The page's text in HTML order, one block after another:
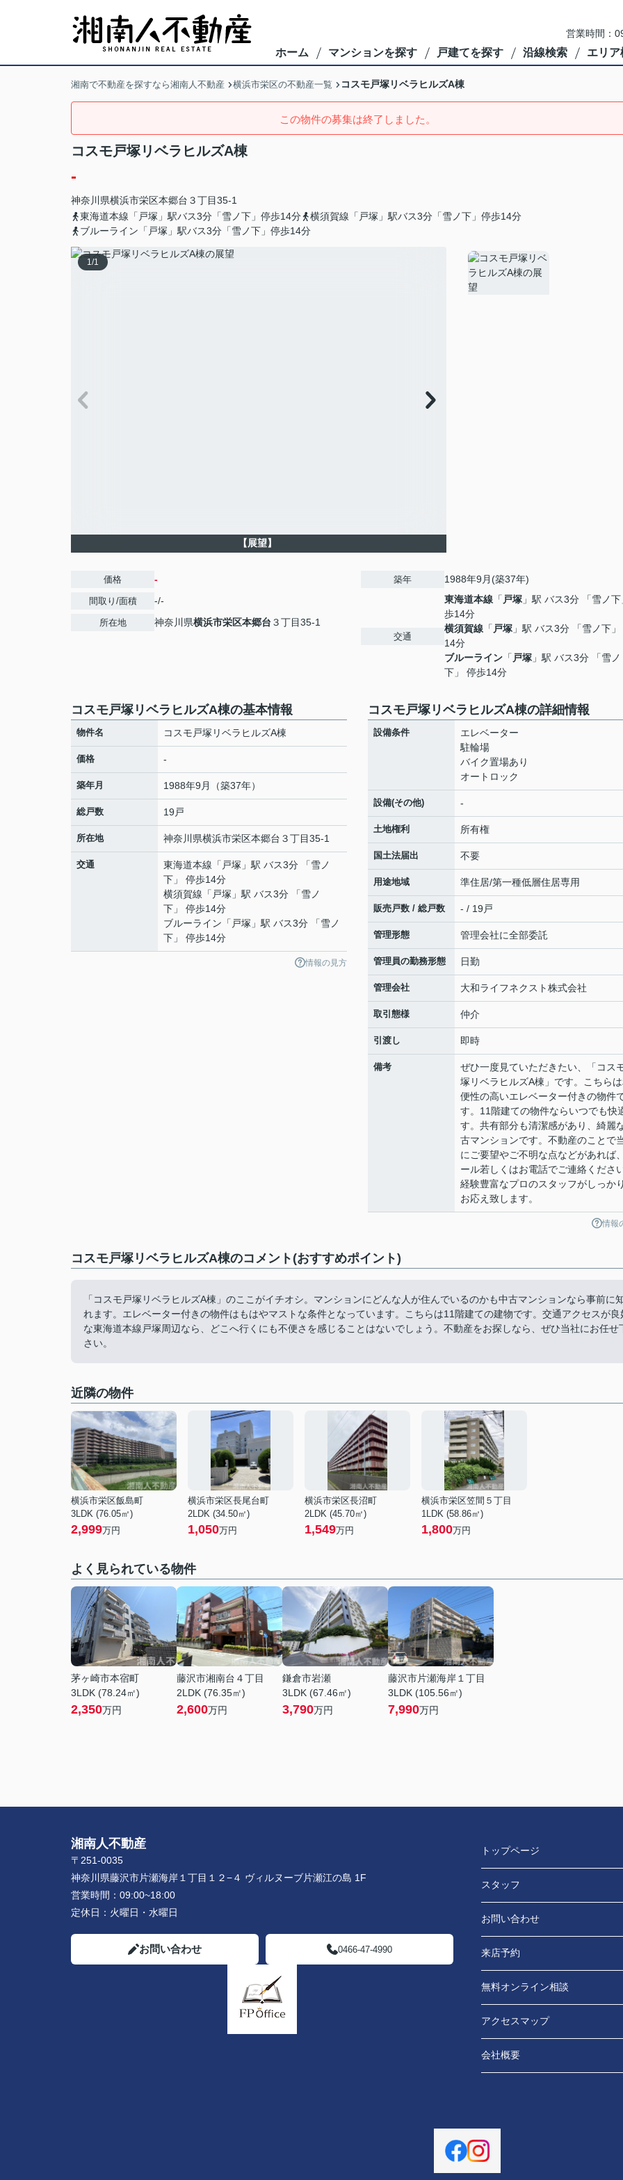
営業時間：
ホーム マンションを探す 戸建てを探す 沿線検索 エリア
湘南で不動産を探すなら湘南人不動産 横浜市栄区の不動産一覧 コスモ戸塚リベラヒルズA棟
この物件の募集は終了しました。
コスモ戸塚リベラヒルズA棟
-
神奈川県横浜市栄区本郷台 ３丁目35-1
東海道本線「戸塚」駅バス3分「雪ノ下」停歩14分
横須賀線「戸塚」駅バス3分「雪ノ下」停歩14分
ブルーライン「戸塚」駅バス3分「雪ノ下」停歩14分
1/1
【展望】
価格 -
間取り/面積 -/-
所在地 神奈川県横浜市栄区本郷台 ３丁目35-1
築年 1988年9月(築37年)
交通
東海道本線 「 戸塚 」駅 バス3分 「雪ノ
歩14分
横須賀線 「 戸塚 」駅 バス3分 「雪ノ下
14分
ブルーライン 「 戸塚 」駅 バス3分 「雪ノ
下」 停歩14分
コスモ戸塚リベラヒルズA棟の基本情報
物件名 コスモ戸塚リベラヒルズA棟
価格 -
築年月 1988年9月（築37年）
総戸数 19戸
所在地 神奈川県横浜市栄区本郷台 ３丁目35-1
交通 東海道本線 「 戸塚 」駅 バス3分 「雪ノ
下」 停歩14分
横須賀線 「 戸塚 」駅 バス3分 「雪ノ
下」 停歩14分
ブルーライン 「 戸塚 」駅 バス3分 「雪ノ
下」 停歩14分
情報の見方
コスモ戸塚リベラヒルズA棟の詳細情報
設備条件
エレベーター
駐輪場
バイク置場あり
オートロック
設備(その他) -
土地権利 所有権
国土法届出 不要
用途地域 準住居/第一種低層住居専用
販売戸数 / 総戸数 - / 19戸
管理形態 管理会社に全部委託
管理員の勤務形態 日勤
管理会社 大和ライフネクスト株式会社
取引態様 仲介
引渡し 即時
備考
ぜひ一度見ていただきたい、「コス
塚リベラヒルズA棟」です。こちら
便性の高いエレベーター付きの物件
す。11階建ての物件ならいつでも快
す。共有部分も清潔感があり、綺麗
古マンションです。不動産のことで
にご要望やご不明な点などがあれば
ール若しくはお電話でご連絡くださ
経験豊富なプロのスタッフがしっか
お応え致します。
情報
コスモ戸塚リベラヒルズA棟のコメント(おすすめポイント)
「コスモ戸塚リベラヒルズA棟」のここがイチオシ。マンションにどんな人が住んでいるのかも中古マンションなら事前に
れます。エレベーター付きの物件はもはやマストな条件となっています。こちらは11階建ての建物です。交通アクセスが良
な東海道本線戸塚周辺なら、どこへ行くにも不便さを感じることはないでしょう。不動産をお探しなら、ぜひ当社にお任せ
さい。
近隣の物件
横浜市栄区飯島町
3LDK (76.05㎡)
2,999万円
横浜市栄区長尾台町
2LDK (34.50㎡)
1,050万円
横浜市栄区長沼町
2LDK (45.70㎡)
1,549万円
横浜市栄区笠間５丁目
1LDK (58.86㎡)
1,800万円
よく見られている物件
茅ヶ崎市本宿町
3LDK (78.24㎡)
2,350万円
藤沢市湘南台４丁目
2LDK (76.35㎡)
2,600万円
鎌倉市岩瀬
3LDK (67.46㎡)
3,790万円
藤沢市片瀬海岸１丁目
3LDK (105.56㎡)
7,990万円
湘南人不動産
〒251-0035
神奈川県藤沢市片瀬海岸１丁目１２−４ ヴィルヌーブ片瀬江の島 1F
営業時間： 09:00~18:00
定休日： 火曜日・水曜日
お問い合わせ 0466-47-4990
トップページ
スタッフ
お問い合わせ
来店予約
無料オンライン相談
アクセスマップ
会社概要